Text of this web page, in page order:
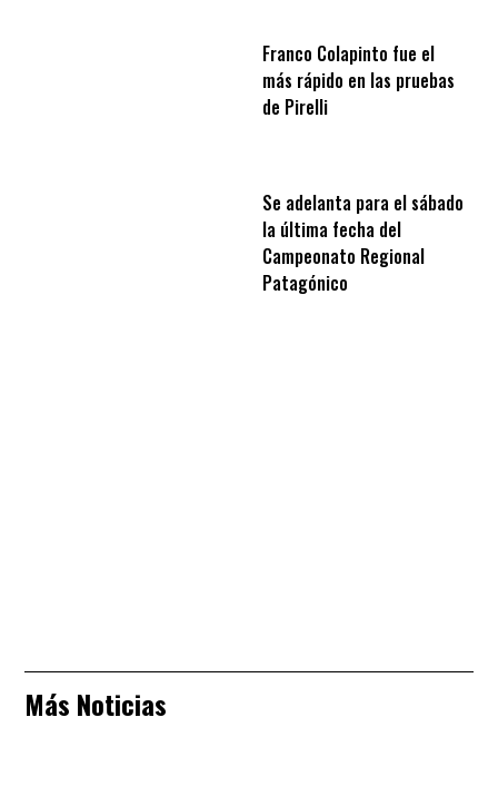
Franco Colapinto fue el
más rápido en las pruebas
de Pirelli
Se adelanta para el sábado
la última fecha del
Campeonato Regional
Patagónico
Más Noticias